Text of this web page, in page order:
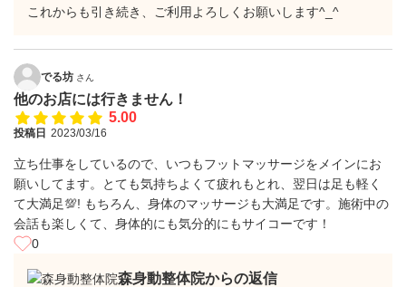
これからも引き続き、ご利用よろしくお願いします^_^
でる坊 さん
他のお店には行きません！
5.00
投稿日 2023/03/16
立ち仕事をしているので、いつもフットマッサージをメインにお
願いしてます。とても気持ちよくて疲れもとれ、翌日は足も軽く
て大満足💯! もちろん、身体のマッサージも大満足です。施術中の
会話も楽しくて、身体的にも気分的にもサイコーです！
0
森身動整体院からの返信